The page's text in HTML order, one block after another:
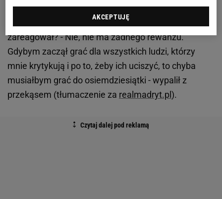
ostatnich miesiącach spadała bowiem dość spora
krytyka ze strony francuskich mediów. Jak na to
zareagował? - Nie, nie ma żadnego rewanżu.
Gdybym zaczął grać dla wszystkich ludzi, którzy
mnie krytykują i po to, żeby ich uciszyć, to chyba
musiałbym grać do osiemdziesiątki - wypalił z
przekąsem (tłumaczenie za realmadryt.pl).
AKCEPTUJĘ